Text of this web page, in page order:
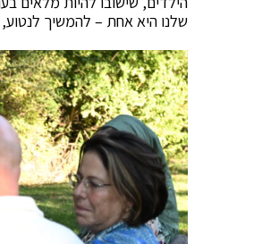
שלנו היא אחת – להמשיך לנטוע,